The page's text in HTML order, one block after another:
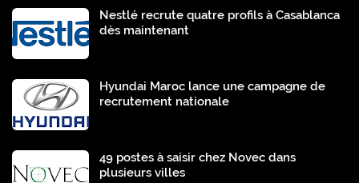
Nestlé recrute quatre profils à Casablanca
dès maintenant
Hyundai Maroc lance une campagne de
recrutement nationale
49 postes à saisir chez Novec dans
plusieurs villes